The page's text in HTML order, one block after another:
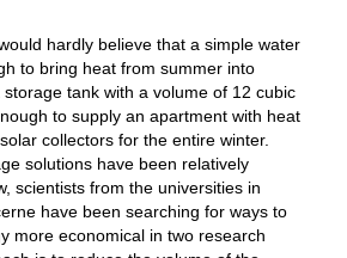
hardly believe that a simple water
to bring heat from summer into
tank with a volume of 12 cubic
to supply an apartment with heat
collectors for the entire winter.
solutions have been relatively
scientists from the universities in
have been searching for ways to
more economical in two research